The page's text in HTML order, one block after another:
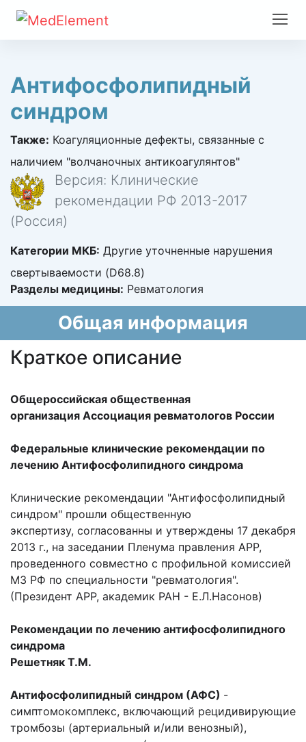
Антифосфолипидный
синдром
Также: Коагуляционные дефекты, связанные с
наличием "волчаночных антикоагулянтов"
Версия: Клинические
рекомендации РФ 2013-2017
(Россия)
Категории МКБ: Другие уточненные нарушения
свертываемости (D68.8)
Разделы медицины: Ревматология
Общая информация
Краткое описание
Общероссийская общественная
организация Ассоциация ревматологов России
Федеральные клинические рекомендации по
лечению Антифосфолипидного синдрома
Клинические рекомендации "Антифосфолипидный
синдром" прошли общественную
экспертизу, согласованны и утверждены 17 декабря
2013 г., на заседании Пленума правления АРР,
проведенного совместно с профильной комиссией
МЗ РФ по специальности "ревматология".
(Президент АРР, академик РАН - Е.Л.Насонов)
Рекомендации по лечению антифосфолипидного
синдрома
Решетняк Т.М.
Антифосфолипидный синдром (АФС) -
симптомокомплекс, включающий рецидивирующие
тромбозы (артериальный и/или венозный),